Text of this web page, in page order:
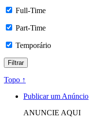
Full-Time
Part-Time
Temporário
Topo ↑
Publicar um Anúncio
ANUNCIE AQUI